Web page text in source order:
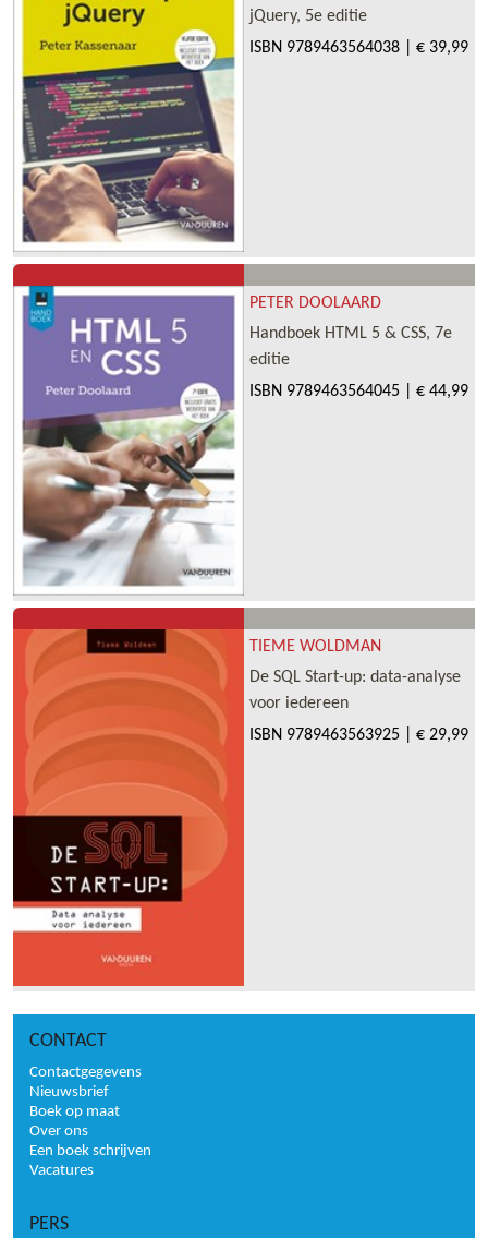
jQuery, 5e editie
ISBN 9789463564038 € 39,99
PETER DOOLAARD
Handboek HTML 5 & CSS, 7e
editie
ISBN 9789463564045 € 44,99
TIEME WOLDMAN
De SQL Start-up: data-analyse
voor iedereen
ISBN 9789463563925 € 29,99
CONTACT
Contactgegevens
Nieuwsbrief
Boek op maat
Over ons
Een boek schrijven
Vacatures
PERS